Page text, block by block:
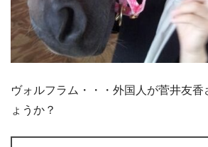
ヴォルフラム・・・外国人が菅井友香
ょうか？